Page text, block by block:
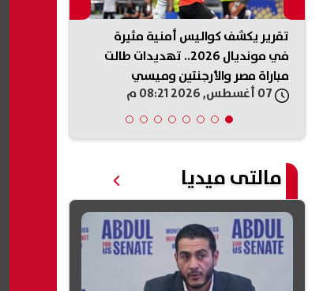
تقرير يكشف كواليس أمنية مثيرة
في مونديال 2026.. تهديدات طالت
مباراة مصر والأرجنتين وميسي
مالتى ميديا